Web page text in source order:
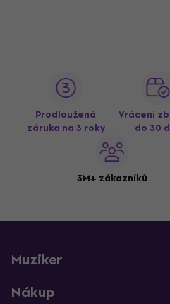
Prodloužená
záruka na 3 roky
Vrácení
do 30
3M+ zákazníků
Muziker
Nákup